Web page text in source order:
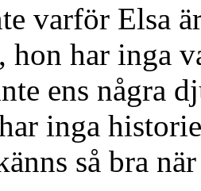
varför Elsa
hon har inga
ens några
inga
så bra